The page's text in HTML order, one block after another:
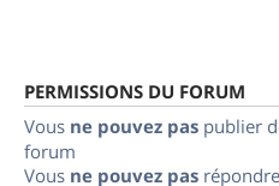
PERMISSIONS DU FORUM
Vous ne pouvez pas publier
forum
Vous ne pouvez pas